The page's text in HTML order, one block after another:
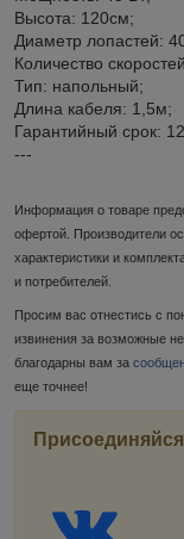
Высота: 120см;
Диаметр лопастей:
Количество
Тип: напольный;
Длина кабеля: 1,5м;
Гарантийный срок:
---
Информация о товаре
офертой. Производители
характеристики и
и потребителей.
Просим вас отнестись с
извинения за возможные
благодарны вам за
еще точнее!